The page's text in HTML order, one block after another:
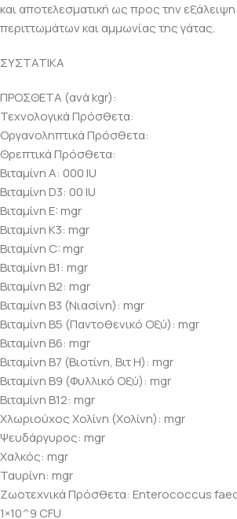
και αποτελεσματική ως προς την
περιττωμάτων και αμμωνίας της γάτας.
ΣΥΣΤΑΤΙΚΑ
ΠΡΟΣΘΕΤΑ (ανά kgr):
Τεχνολογικά Πρόσθετα:
Οργανοληπτικά Πρόσθετα:
Θρεπτικά Πρόσθετα:
Βιταμίνη Α: 000 IU
Βιταμίνη D3: 00 IU
Βιταμίνη E: mgr
Βιταμίνη Κ3: mgr
Βιταμίνη C: mgr
Βιταμίνη B1: mgr
Βιταμίνη B2: mgr
Βιταμίνη B3 (Νιασίνη): mgr
Βιταμίνη B5 (Παντοθενικό Οξύ): mgr
Βιταμίνη B6: mgr
Βιταμίνη B7 (Βιοτίνη, Βιτ Η): mgr
Βιταμίνη B9 (Φυλλικό Οξύ): mgr
Βιταμίνη B12: mgr
Χλωριούχος Χολίνη (Χολίνη): mgr
Ψευδάργυρος: mgr
Χαλκός: mgr
Ταυρίνη: mgr
Ζωοτεχνικά Πρόσθετα: Enterococcus
1×10^9 CFU